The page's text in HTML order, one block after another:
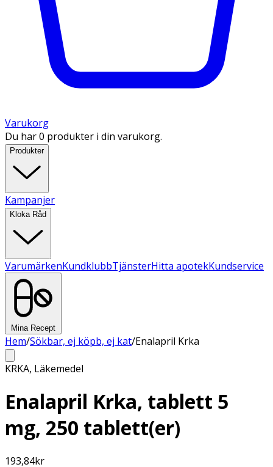
Varukorg
Du har 0 produkter i din varukorg.
Produkter
Kampanjer
Kloka Råd
VarumärkenKundklubbTjänsterHitta apotekKundservice
Mina Recept
Hem/Sökbar, ej köpb, ej kat/Enalapril Krka
KRKA, Läkemedel
Enalapril Krka, tablett 5
mg, 250 tablett(er)
193,84kr